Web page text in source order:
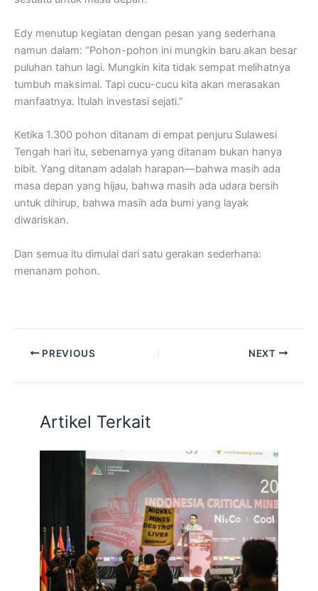
Edy menutup kegiatan dengan pesan yang sederhana
namun dalam: “Pohon-pohon ini mungkin baru akan besar
puluhan tahun lagi. Mungkin kita tidak sempat melihatnya
tumbuh maksimal. Tapi cucu-cucu kita akan merasakan
manfaatnya. Itulah investasi sejati.”
Ketika 1.300 pohon ditanam di empat penjuru Sulawesi
Tengah hari itu, sebenarnya yang ditanam bukan hanya
bibit. Yang ditanam adalah harapan—bahwa masih ada
masa depan yang hijau, bahwa masih ada udara bersih
untuk dihirup, bahwa masih ada bumi yang layak
diwariskan.
Dan semua itu dimulai dari satu gerakan sederhana:
menanam pohon.
PREVIOUS NEXT
Artikel Terkait